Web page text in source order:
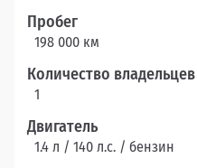
Пробег
198 000 км
Количество владельцев
1
Двигатель
1.4 л / 140 л.c. / бензин